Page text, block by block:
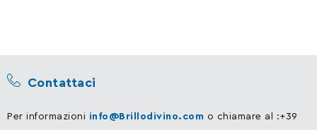
Contattaci
Per informazioni info@Brillodivino.com o chiamare al :+39